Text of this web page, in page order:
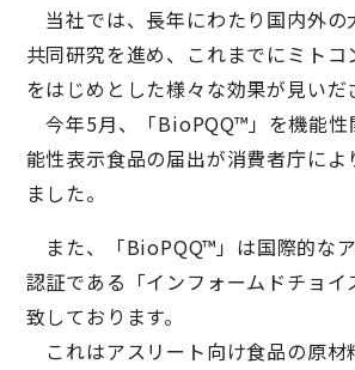
当社では、長年にわたり国内外の
共同研究を進め、これまでにミトコ
をはじめとした様々な効果が見いだ
今年5月、「BioPQQ™」を機能性
能性表示食品の届出が消費者庁に
ました。
また、「BioPQQ™」は国際的な
認証である「インフォームドチョ
致しております。
これはアスリート向け食品の原材